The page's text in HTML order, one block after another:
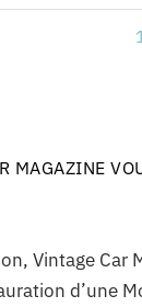
MAGAZINE
Vintage Car
d’une